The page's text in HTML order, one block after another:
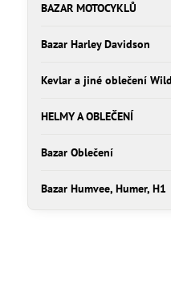
BAZAR MOTOCYKLŮ
Bazar Harley Davidson
Kevlar a jiné oblečení
HELMY A OBLEČENÍ
Bazar Oblečení
Bazar Humvee, Humer, H1